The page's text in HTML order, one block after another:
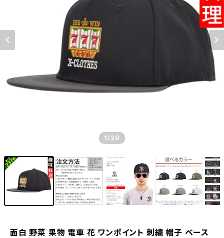
1 /20
面白 野菜 果物 電車 花 ワンポイント 刺繍 帽子 ベース